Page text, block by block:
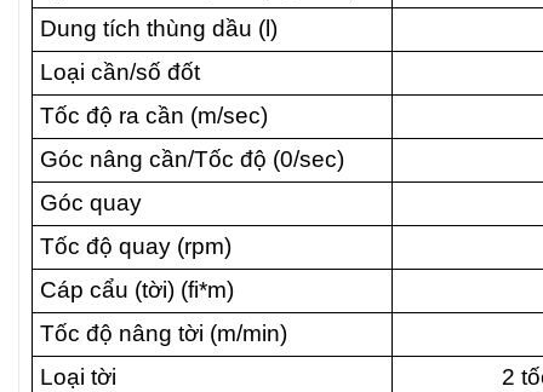
Dung tích thùng dầu (l)
Loại cần/số đốt
Tốc độ ra cần (m/sec)
Góc nâng cần/Tốc độ (0/sec)
Góc quay
Tốc độ quay (rpm)
Cáp cẩu (tời) (fi*m)
Tốc độ nâng tời (m/min)
Loại tời
2